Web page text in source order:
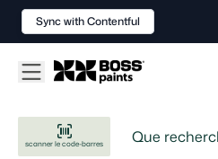
scanner le code-barres
Sync with Contentful